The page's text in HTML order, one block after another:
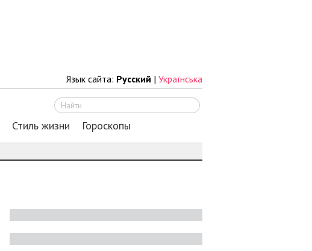
Язык сайта: Русский | Українська
Стиль жизни Гороскопы